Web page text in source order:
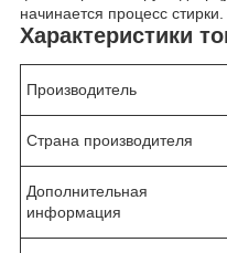
начинается процесс стирки.
Характеристики
Производитель
Страна производителя
Дополнительная
информация